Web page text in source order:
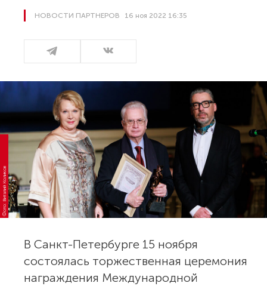
НОВОСТИ ПАРТНЕРОВ 16 ноя 2022 16:35
Фото: Виталий Коликов
В Санкт-Петербурге 15 ноября
состоялась торжественная церемония
награждения Международной